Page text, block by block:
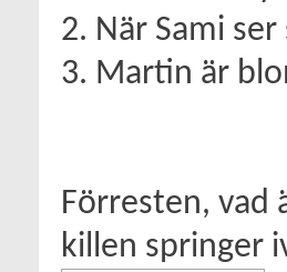
2. När Sami
3. Martin är
Förresten, vad
killen springer